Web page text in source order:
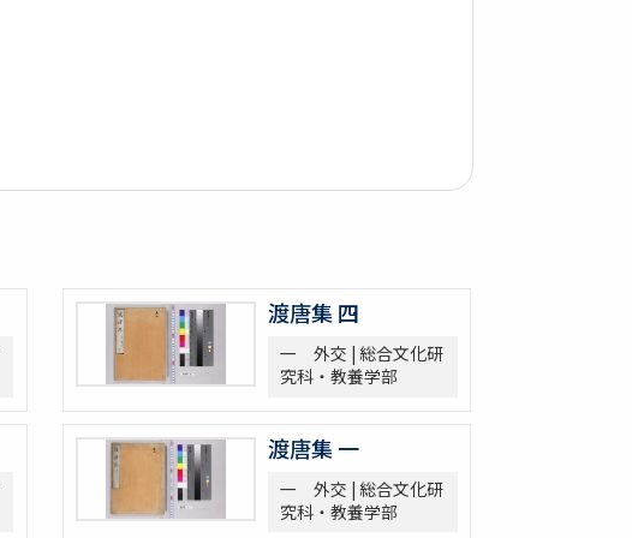
渡唐集 四
一 外交 | 総合文化研
究科・教養学部
渡唐集 一
一 外交 | 総合文化研
究科・教養学部